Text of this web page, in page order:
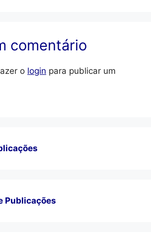
comentário
o login para publicar um
Publicações